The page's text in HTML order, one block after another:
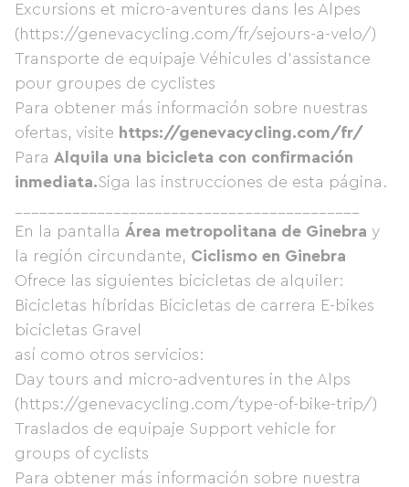
Excursions et micro-aventures dans les Alpes
(https://genevacycling.com/fr/sejours-a-velo/)
Transporte de equipaje Véhicules d'assistance
pour groupes de cyclistes
Para obtener más información sobre nuestras
ofertas, visite https://genevacycling.com/fr/
Para Alquila una bicicleta con confirmación
inmediata.Siga las instrucciones de esta página.
En la pantalla Área metropolitana de Ginebra y
la región circundante, Ciclismo en Ginebra
Ofrece las siguientes bicicletas de alquiler:
Bicicletas híbridas Bicicletas de carrera E-bikes
bicicletas Gravel
así como otros servicios:
Day tours and micro-adventures in the Alps
(https://genevacycling.com/type-of-bike-trip/)
Traslados de equipaje Support vehicle for
groups of cyclists
Para obtener más información sobre nuestra